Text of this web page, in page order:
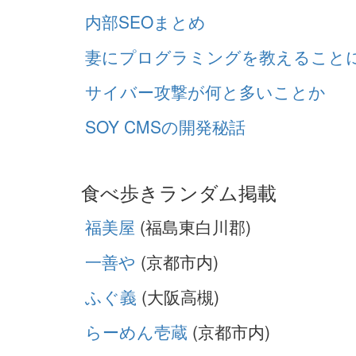
内部SEOまとめ
妻にプログラミングを教えること
サイバー攻撃が何と多いことか
SOY CMSの開発秘話
食べ歩きランダム掲載
福美屋 (福島東白川郡)
一善や (京都市内)
ふぐ義 (大阪高槻)
らーめん壱蔵 (京都市内)